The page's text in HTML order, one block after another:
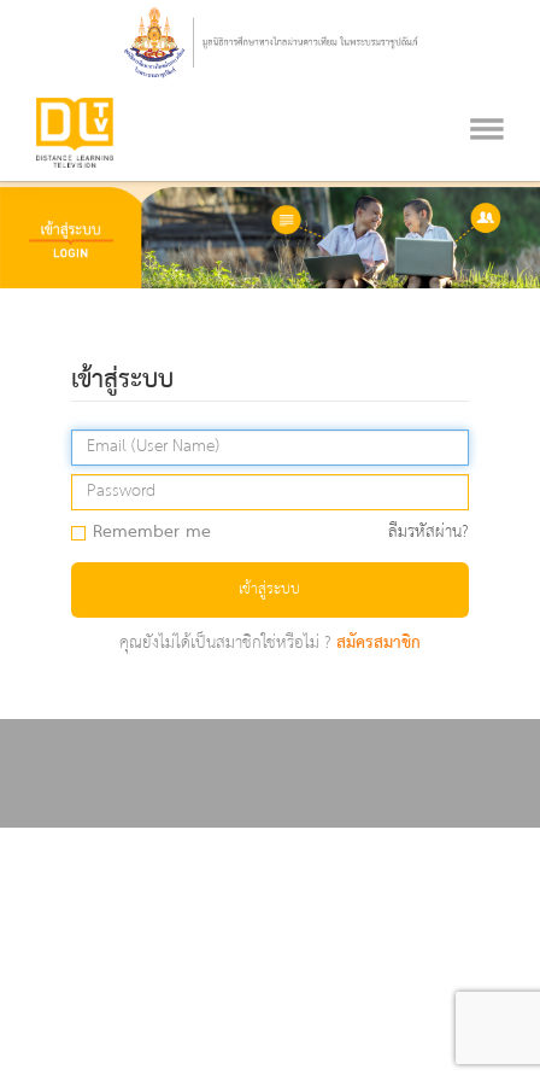
เข้าสู่ระบบ
Remember me ลืมรหัสผ่าน?
เข้าสู่ระบบ
คุณยังไม่ได้เป็นสมาชิกใช่หรือไม่ ?สมัครสมาชิก